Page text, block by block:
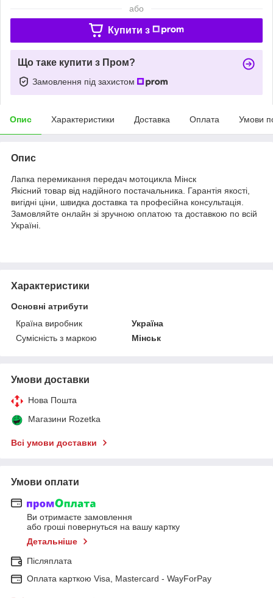
або
Купити з
Що таке купити з Пром?
Замовлення під захистом
Опис Характеристики Доставка Оплата Умови
Опис
Лапка перемикання передач мотоцикла Мінск
Якісний товар від надійного постачальника. Гарантія якості,
вигідні ціни, швидка доставка та професійна консультація.
Замовляйте онлайн зі зручною оплатою та доставкою по всій
Україні.
Характеристики
Основні атрибути
Країна виробник
Україна
Сумісність з маркою
Мінськ
Умови доставки
Нова Пошта
Магазини Rozetka
Всі умови доставки
Умови оплати
Ви отримаєте замовлення
або гроші повернуться на вашу картку
Детальніше
Післяплата
Оплата карткою Visa, Mastercard - WayForPay